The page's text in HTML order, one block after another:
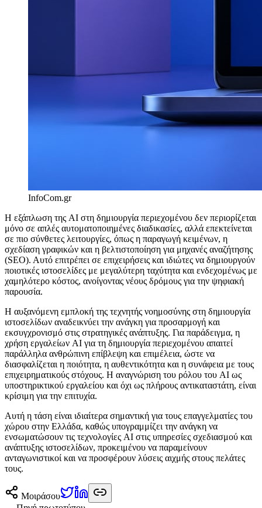
InfoCom.gr
Η εξάπλωση της AI στη δημιουργία περιεχομένου δεν περιορίζεται
μόνο σε απλές αυτοματοποιημένες διαδικασίες, αλλά επεκτείνεται
σε πιο σύνθετες λειτουργίες, όπως η παραγωγή κειμένων, η
σχεδίαση γραφικών και η βελτιστοποίηση για μηχανές αναζήτησης
(SEO). Αυτό επιτρέπει σε επιχειρήσεις και ιδιώτες να δημιουργούν
ποιοτικές ιστοσελίδες με μεγαλύτερη ταχύτητα και ενδεχομένως με
χαμηλότερο κόστος, ανοίγοντας νέους δρόμους για την ψηφιακή
παρουσία.
Η αυξανόμενη εμπλοκή της τεχνητής νοημοσύνης στη δημιουργία
ιστοσελίδων αναδεικνύει την ανάγκη για προσαρμογή και
εκσυγχρονισμό στις στρατηγικές ανάπτυξης. Για παράδειγμα, η
χρήση εργαλείων AI για τη δημιουργία περιεχομένου απαιτεί
παράλληλα ανθρώπινη επίβλεψη και επιμέλεια, ώστε να
διασφαλίζεται η ποιότητα, η αυθεντικότητα και η συνάφεια με τους
επιχειρηματικούς στόχους. Η αναγνώριση του ρόλου του AI ως
υποστηρικτικού εργαλείου και όχι ως πλήρους αντικαταστάτη, είναι
κρίσιμη για την επιτυχία.
Αυτή η τάση είναι ιδιαίτερα σημαντική για τους επαγγελματίες του
χώρου στην Ελλάδα, καθώς υπογραμμίζει την ανάγκη να
ενσωματώσουν τις τεχνολογίες AI στις υπηρεσίες σχεδιασμού και
ανάπτυξης ιστοσελίδων, προκειμένου να παραμείνουν
ανταγωνιστικοί και να προσφέρουν λύσεις αιχμής στους πελάτες
τους.
Μοιράσου